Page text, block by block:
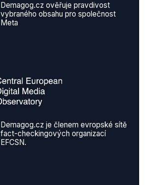
Demagog.cz ověřuje pravdivost
vybraného obsahu pro společnost
Meta
Demagog.cz je členem evropské sítě
fact-checkingových organizací
EFCSN.